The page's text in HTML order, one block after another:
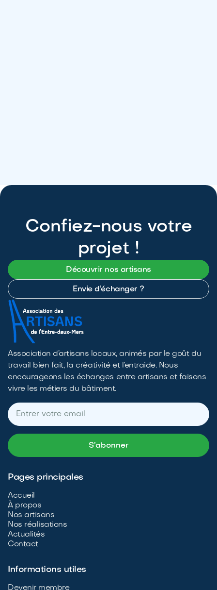
Confiez-nous votre
projet !
Découvrir nos artisans
Envie d’échanger ?
Association d’artisans locaux, animés par le goût du
travail bien fait, la créativité et l’entraide. Nous
encourageons les échanges entre artisans et faisons
vivre les métiers du bâtiment.
Pages principales
Accueil
À propos
Nos artisans
Nos réalisations
Actualités
Contact
Informations utiles
Devenir membre